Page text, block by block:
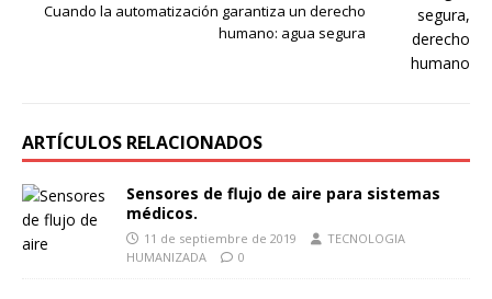
Cuando la automatización garantiza un derecho
humano: agua segura
ARTÍCULOS RELACIONADOS
Sensores de flujo de aire para sistemas
médicos.
11 de septiembre de 2019
TECNOLOGIA
HUMANIZADA
0